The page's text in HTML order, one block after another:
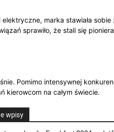
marka stawiała sobie
sprawiło, że stali się
Pomimo intensywnej
kierowcom na całym świecie.
wpisy